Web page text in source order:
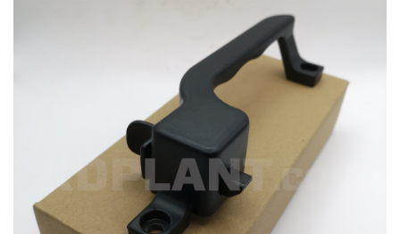
FILTRU ULEI JCB
FILTRU AER JCB